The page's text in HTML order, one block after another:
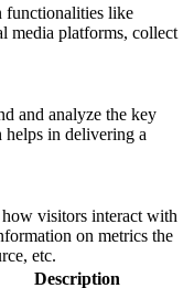
functionalities like
media platforms, collect
and analyze the key
helps in delivering a
visitors interact with
on metrics the
etc.
Description